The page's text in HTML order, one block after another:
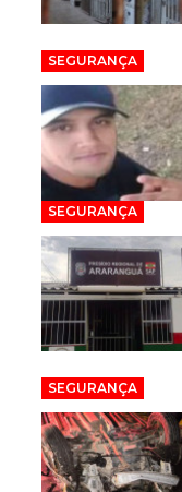
SEGURANÇA
SEGURANÇA
SEGURANÇA